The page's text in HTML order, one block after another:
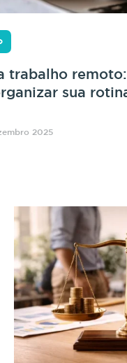
trabalho
sua
2025